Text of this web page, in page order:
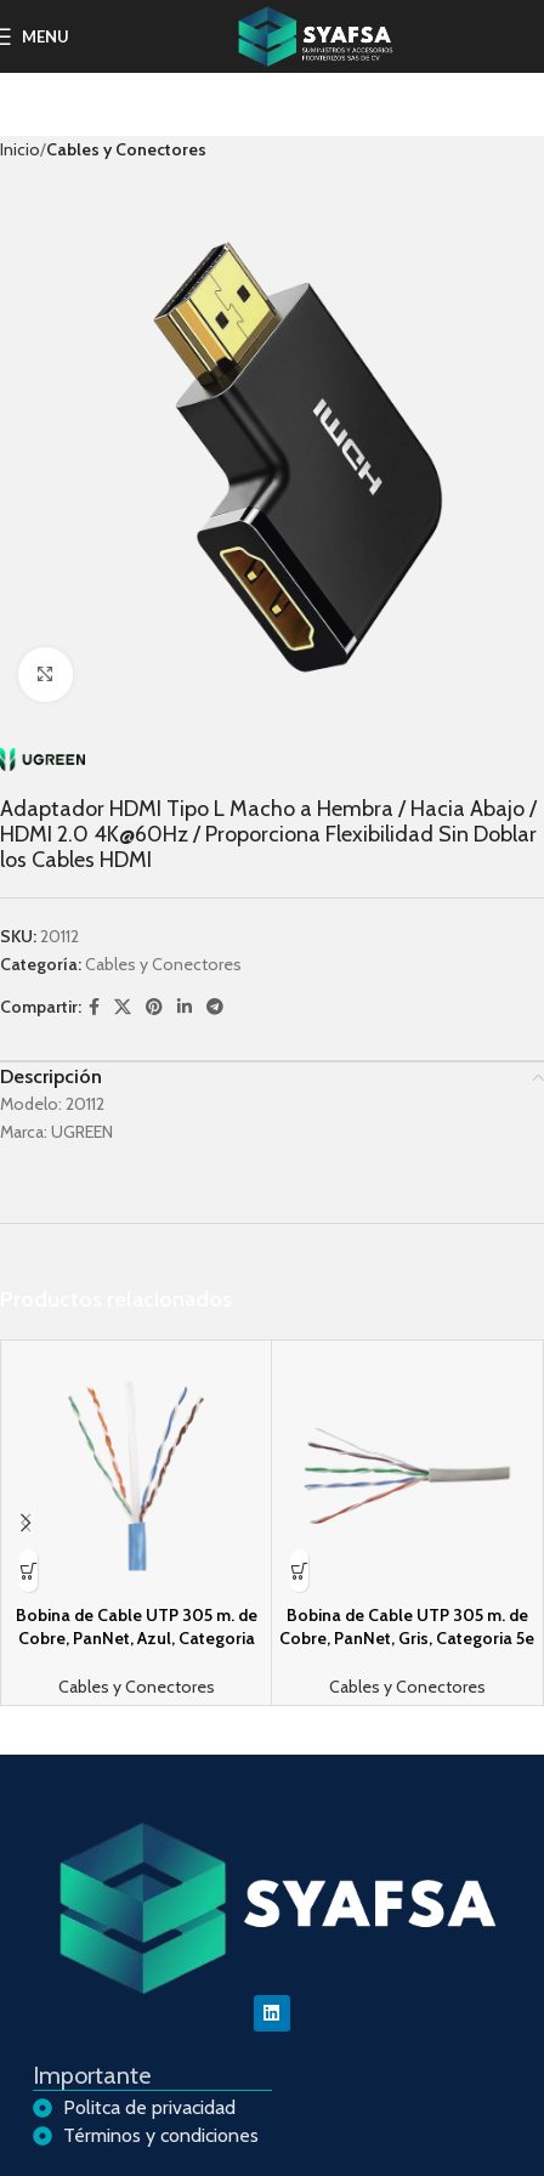
MENU
Inicio Cables y Conectores
Adaptador HDMI Tipo L Macho a Hembra / Hacia Abajo /
HDMI 2.0 4K@60Hz / Proporciona Flexibilidad Sin Doblar
los Cables HDMI
SKU:20112
Categoría: Cables y Conectores
Compartir:
Descripción
Modelo: 20112
Marca: UGREEN
Bobina de Cable UTP 305 m. de
Cobre, PanNet, Azul, Categori­a
pares
Cables y Conectores
Bobina de Cable UTP 305 m. de
Cobre, PanNet, Gris, Categori­a 5e
Cables y Conectores
Importante
Politca de privacidad
Términos y condiciones